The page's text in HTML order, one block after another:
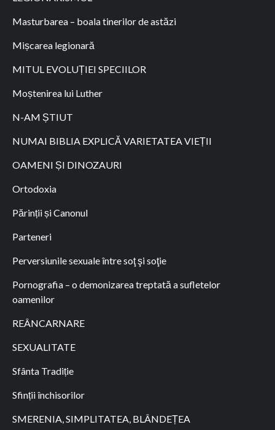
Masturbarea – boala tinerilor de astăzi
Mișcarea legionară
MITUL EVOLUȚIEI SPECIILOR
Moștenirea lui Luther
N-AM ȘTIUT
NUMAI BIBLIA EXPLICĂ VARIETATEA VIEȚII
OAMENI ȘI DINOZAURI
Ortodoxia
Părinții și Canonul
Parteneri
Perversiunile sexuale între soţ şi soţie
Pornografia – o demonizarea treptată a sufletelor
oamenilor
REÂNCARNARE
SEXUALITATE
Sfânta Tradiție
Sfinții închisorilor
SMERENIA, SIMPLITATEA, BLÂNDEȚEA